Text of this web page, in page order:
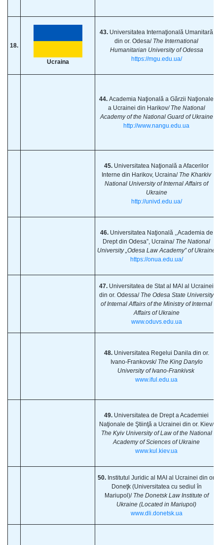
18.
Ucraina
43. Universitatea Internaţională Umanitară
din or. Odesa/The International
Humanitarian University of Odessa
https://mgu.edu.ua/
44. Academia Naţională a Gărzii Naţionale
a Ucrainei din Harikov/ The National
Academy of the National Guard of Ukraine
http://www.nangu.edu.ua
45. Universitatea Naţională a Afacerilor
Interne din Harikov, Ucraina/The Kharkiv
National University of Internal Affairs of
Ukraine
http://univd.edu.ua/
46. Universitatea Naţională ,,Academia de
Drept din Odesa”, Ucraina/ The National
University „Odesa Law Academy” of Ukraine
https://onua.edu.ua/
47. Universitatea de Stat al MAI al Ucrainei
din or. Odessa/ The Odesa State University
of Internal Affairs of the Ministry of Internal
Affairs of Ukraine
www.oduvs.edu.ua
48. Universitatea Regelui Danila din or.
Ivano-Frankovsk/ The King Danylo
University of Ivano-Frankivsk
www.iful.edu.ua
49. Universitatea de Drept a Academiei
Naţionale de Ştiinţă a Ucrainei din or. Kiev/
The Kyiv University of Law of the National
Academy of Sciences of Ukraine
www.kul.kiev.ua
50. Institutul Juridic al MAI al Ucrainei din or.
Doneţk (Universitatea cu sediul în
Mariupol)/The Donetsk Law Institute of
Ukraine (Located in Mariupol)
www.dli.donetsk.ua